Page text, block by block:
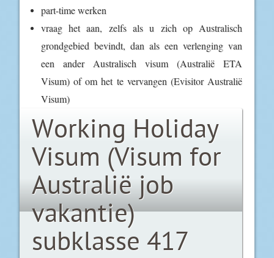
part-time werken
vraag het aan, zelfs als u zich op Australisch
grondgebied bevindt, dan als een verlenging van
een ander Australisch visum (Australië ETA
Visum) of om het te vervangen (Evisitor Australië
Visum)
Working Holiday
Visum (Visum for
Australië job
vakantie)
subklasse 417